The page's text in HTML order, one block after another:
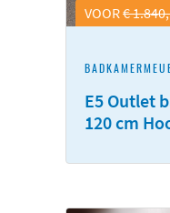
VOOR€
E5 Outlet
120 cm